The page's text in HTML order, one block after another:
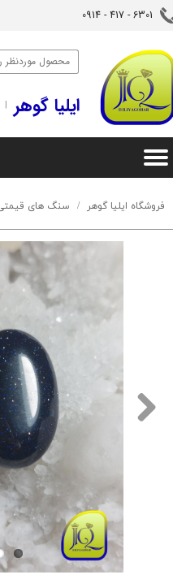
تغییر گذر واژه
سفارشات
خروج از حساب کاربری
6301 - 417 - 0914​​​​​​​
‌ایلیا گوهر |
فروشگاه ایلیا گوهر سنگ های